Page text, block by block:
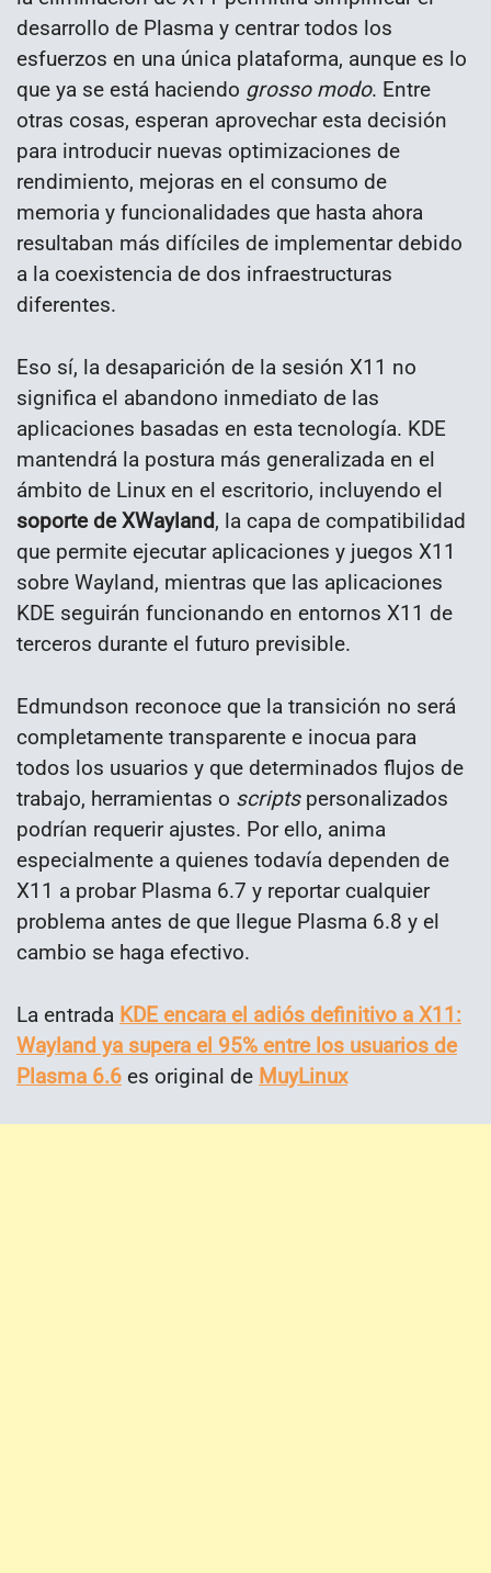
desarrollo de Plasma y centrar todos los
esfuerzos en una única plataforma, aunque es lo
que ya se está haciendo grosso modo. Entre
otras cosas, esperan aprovechar esta decisión
para introducir nuevas optimizaciones de
rendimiento, mejoras en el consumo de
memoria y funcionalidades que hasta ahora
resultaban más difíciles de implementar debido
a la coexistencia de dos infraestructuras
diferentes.
Eso sí, la desaparición de la sesión X11 no
significa el abandono inmediato de las
aplicaciones basadas en esta tecnología. KDE
mantendrá la postura más generalizada en el
ámbito de Linux en el escritorio, incluyendo el
soporte de XWayland, la capa de compatibilidad
que permite ejecutar aplicaciones y juegos X11
sobre Wayland, mientras que las aplicaciones
KDE seguirán funcionando en entornos X11 de
terceros durante el futuro previsible.
Edmundson reconoce que la transición no será
completamente transparente e inocua para
todos los usuarios y que determinados flujos de
trabajo, herramientas o scriptspersonalizados
podrían requerir ajustes. Por ello, anima
especialmente a quienes todavía dependen de
X11 a probar Plasma 6.7 y reportar cualquier
problema antes de que llegue Plasma 6.8 y el
cambio se haga efectivo.
La entrada KDE encara el adiós definitivo a X11:
Wayland ya supera el 95% entre los usuarios de
Plasma 6.6 es original de MuyLinux